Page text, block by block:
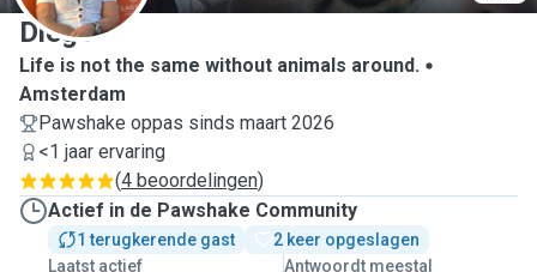
Diego
Life is not the same without animals around.
Amsterdam
Pawshake oppas sinds maart 2026
<1 jaar ervaring
(4 beoordelingen)
Actief in de Pawshake Community
1 terugkerende gast
2 keer opgeslagen
Laatst actief
Antwoordt meestal